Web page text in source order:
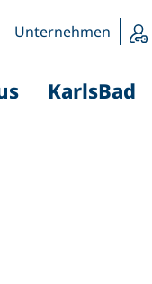
Unternehmen
KarlsBad